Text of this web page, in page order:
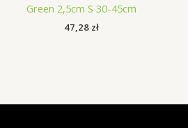
Green 2,5cm S 30-45cm
47,28 zł